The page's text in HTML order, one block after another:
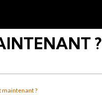
?
maintenant ?